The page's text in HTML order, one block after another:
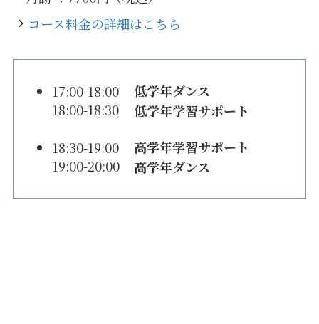
コース料金の詳細はこちら
17:00-18:00
18:00-18:30
低学年ダンス
低学年学習サポート
18:30-19:00
19:00-20:00
高学年学習サポート
高学年ダンス